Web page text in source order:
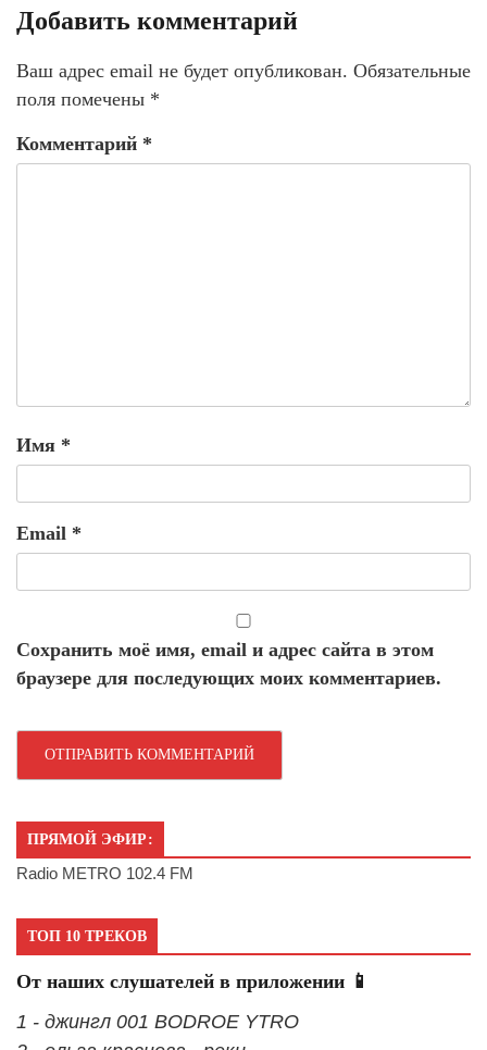
Добавить комментарий
Ваш адрес email не будет опубликован. Обязательные
поля помечены *
Комментарий *
Имя *
Email *
Сохранить моё имя, email и адрес сайта в этом
браузере для последующих моих комментариев.
ПРЯМОЙ ЭФИР:
Radio METRO 102.4 FM
ТОП 10 ТРЕКОВ
От наших слушателей в приложении 📱
1 - джингл 001 BODROE YTRO